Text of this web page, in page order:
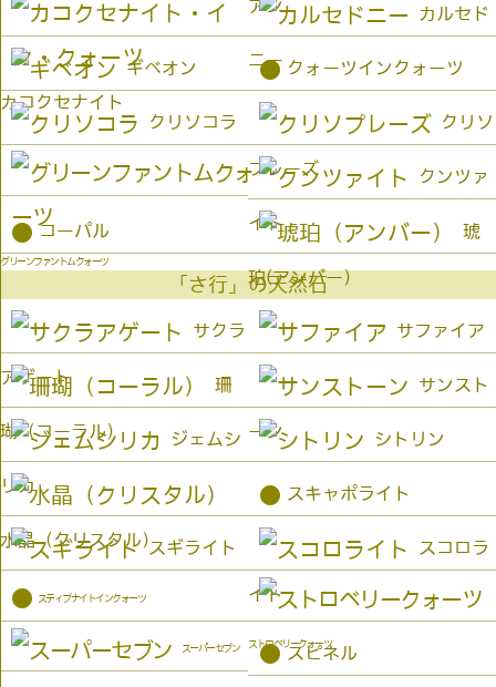
アン
カコクセナイト
カルセド
ニー
ギベオン ● クォーツインクォーツ
クリソコラ クリソ
プレーズ
グリーンファントムクォーツ
クンツァ
イト
● コーパル 琥
珀(アンバー）
「さ行」の天然石
サクラ
アゲート
サファイア
珊
瑚（コーラル）
サンスト
ーン
ジェムシ
リカ
シトリン
水晶（クリスタル）
● スキャポライト
スギライト スコロラ
イト
● スティブナイトインクォーツ
ストロベリークォーツ
スーパーセブン ● スピネル